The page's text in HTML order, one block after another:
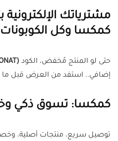
كمكسا وكل الكوبونات
حتى لو المنتج مُخفض، الكود (ALLCOUPONAT)
إضافي.. استفد من العرض قبل ما
كمكسا: تسوق ذكي
توصيل سريع، منتجات أصلية، وخصم 10%.. كل ده